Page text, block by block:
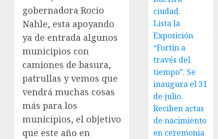
gobernadora Rocio
Nahle, esta apoyando
ya de entrada algunos
municipios con
camiones de basura,
patrullas y vemos que
vendrá muchas cosas
más para los
municipios, el objetivo
que este año en
ciudad.
Lista la
Exposición
“Fortín a
través del
tiempo”. Se
inaugura el 31
de julio.
Reciben actas
de nacimiento
en ceremonia